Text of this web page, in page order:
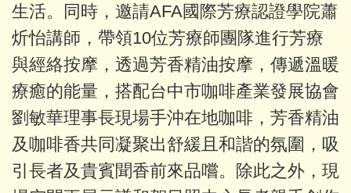
生活。同時，邀請AFA國際芳療認證學院蕭
炘怡講師，帶領10位芳療師團隊進行芳療
與經絡按摩，透過芳香精油按摩，傳遞溫暖
療癒的能量，搭配台中市咖啡產業發展協會
劉敏華理事長現場手沖在地咖啡，芳香精油
及咖啡香共同凝聚出舒緩且和諧的氛圍，吸
引長者及貴賓聞香前來品嚐。除此之外，現